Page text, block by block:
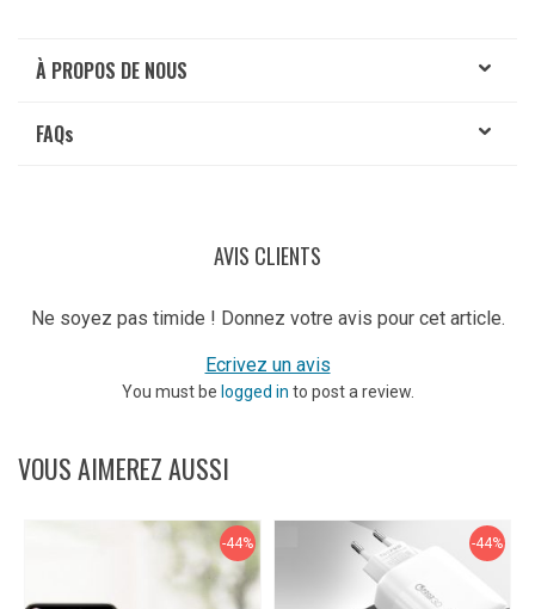
À PROPOS DE NOUS
FAQs
AVIS CLIENTS
Ne soyez pas timide ! Donnez votre avis pour cet article.
Ecrivez un avis
You must be logged in to post a review.
VOUS AIMEREZ AUSSI
-44% -44%